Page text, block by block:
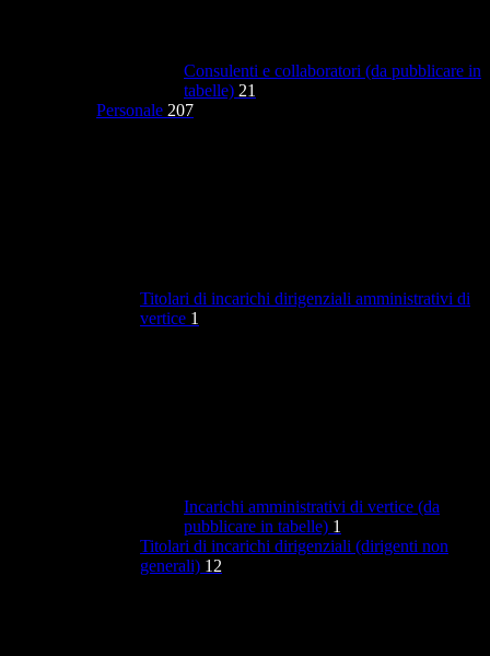
Consulenti e collaboratori (da pubblicare in
tabelle) 21
Personale 207
Titolari di incarichi dirigenziali amministrativi di
vertice 1
Incarichi amministrativi di vertice (da
pubblicare in tabelle) 1
Titolari di incarichi dirigenziali (dirigenti non
generali) 12